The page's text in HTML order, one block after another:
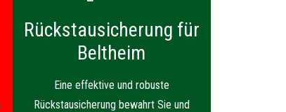
Rückstausicherung für
Beltheim
Eine effektive und robuste
Rückstausicherung bewahrt Sie und